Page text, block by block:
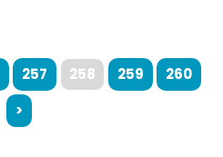
257 258 259
260
>